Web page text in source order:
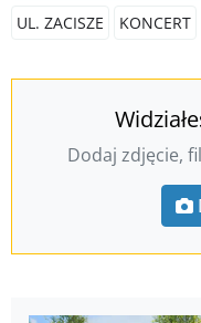
UL. ZACISZE
KONCERT
Dodaj zdjęcie,